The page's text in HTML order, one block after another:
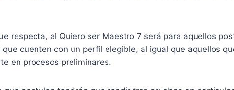
respecta, al Quiero ser Maestro 7 será para aquellos
cuenten con un perfil elegible, al igual que aquellos
en procesos preliminares.